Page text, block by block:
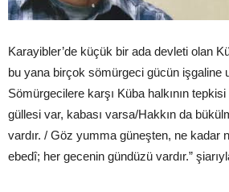
Karayibler’de küçük bir ada devleti olan
bu yana birçok sömürgeci gücün işgaline
Sömürgecilere karşı Küba halkının
güllesi var, kabası varsa/Hakkın da
vardır. / Göz yumma güneşten, ne kadar
ebedî; her gecenin gündüzü vardır.”